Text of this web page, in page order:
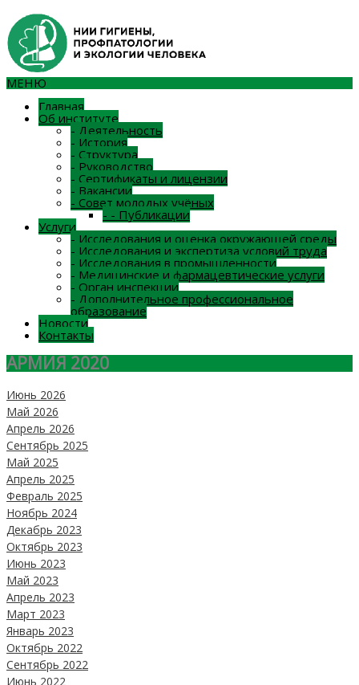
МЕНЮ
Главная
Об институте
- Деятельность
- История
- Структура
- Руководство
- Сертификаты и лицензии
- Вакансии
- Совет молодых учёных
- - Публикации
Услуги
- Исследования и оценка окружающей среды
- Исследования и экспертиза условий труда
- Исследования в промышленности
- Медицинские и фармацевтические услуги
- Орган инспекции
- Дополнительное профессиональное
образование
Новости
Контакты
АРМИЯ 2020
Июнь 2026
Май 2026
Апрель 2026
Сентябрь 2025
Май 2025
Апрель 2025
Февраль 2025
Ноябрь 2024
Декабрь 2023
Октябрь 2023
Июнь 2023
Май 2023
Апрель 2023
Март 2023
Январь 2023
Октябрь 2022
Сентябрь 2022
Июнь 2022